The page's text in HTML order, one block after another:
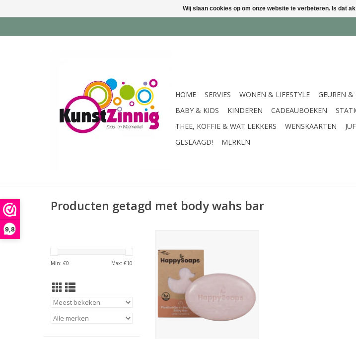
9,8
HOME SERVIES WONEN & LIFESTYLE GEUREN &
BABY & KIDS
KINDEREN CADEAUBOEKEN
THEE, KOFFIE & WAT LEKKERS
WENSKAARTEN
GESLAAGD!
MERKEN
Producten getagd met body wahs bar
Min: €0 Max: €10
natuurlijke Baby Bar kun je de
haren en het huidje van je baby
heerlijk mild wassen. De
natuurlijke shea butter en aloë
vera verzachten en verzorgen de
huid. Daarnaast zorgt de jojoba
olie voor hy
Wij slaan cookies op om onze website te verbeteren. Is dat